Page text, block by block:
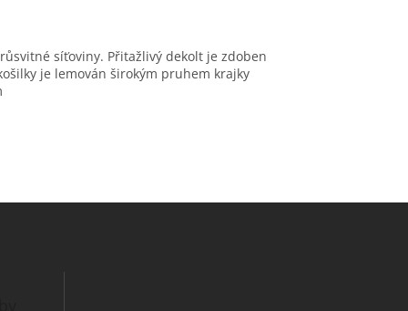
síťoviny. Přitažlivý dekolt je zdoben
je lemován širokým pruhem krajky